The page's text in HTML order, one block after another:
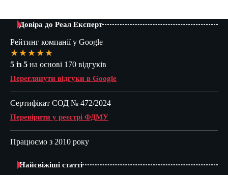
Довіра до Реал Експерт
Рейтинг компанії у Google
★★★★★
5 із 5 на основі 170 відгуків
Переглянути відгуки в Google
Сертифікат СОД № 472/2024
Перевірити у реєстрі ФДМУ
Працюємо з 2010 року
Найсвіжіші статті